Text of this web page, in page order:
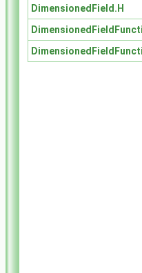
DimensionedField.H